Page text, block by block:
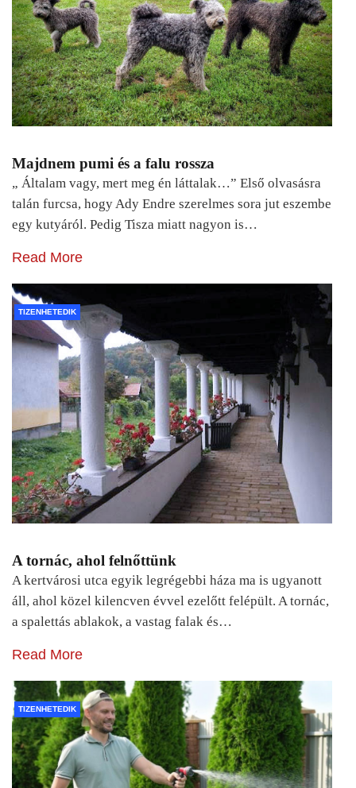
Majdnem pumi és a falu rossza
„ Általam vagy, mert meg én láttalak…” Első olvasásra
talán furcsa, hogy Ady Endre szerelmes sora jut eszembe
egy kutyáról. Pedig Tisza miatt nagyon is…
Read More
TIZENHETEDIK
A tornác, ahol felnőttünk
A kertvárosi utca egyik legrégebbi háza ma is ugyanott
áll, ahol közel kilencven évvel ezelőtt felépült. A tornác,
a spalettás ablakok, a vastag falak és…
Read More
TIZENHETEDIK